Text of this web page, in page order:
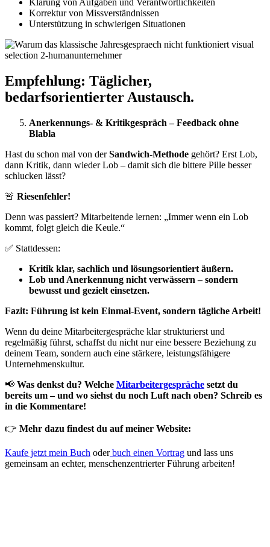
Klärung von Aufgaben und Verantwortlichkeiten
Korrektur von Missverständnissen
Unterstützung in schwierigen Situationen
Empfehlung: Täglicher,
bedarfsorientierter Austausch.
Anerkennungs- & Kritikgespräch – Feedback ohne
Blabla
Hast du schon mal von derSandwich-Methode gehört? Erst Lob,
dann Kritik, dann wieder Lob – damit sich die bittere Pille besser
schlucken lässt?
🚨 Riesenfehler!
Denn was passiert? Mitarbeitende lernen: „Immer wenn ein Lob
kommt, folgt gleich die Keule.“
✅ Stattdessen:
Kritik klar, sachlich und lösungsorientiert äußern.
Lob und Anerkennung nicht verwässern – sondern
bewusst und gezielt einsetzen.
Fazit: Führung ist kein Einmal-Event, sondern tägliche Arbeit!
Wenn du deine Mitarbeitergespräche klar strukturierst und
regelmäßig führst, schaffst du nicht nur eine bessere Beziehung zu
deinem Team, sondern auch eine stärkere, leistungsfähigere
Unternehmenskultur.
📢 Was denkst du? Welche Mitarbeitergespräche setzt du
bereits um – und wo siehst du noch Luft nach oben? Schreib es
in die Kommentare!
👉 Mehr dazu findest du auf meiner Website:
Kaufe jetzt mein Buch oder buch einen Vortrag und lass uns
gemeinsam an echter, menschenzentrierter Führung arbeiten!